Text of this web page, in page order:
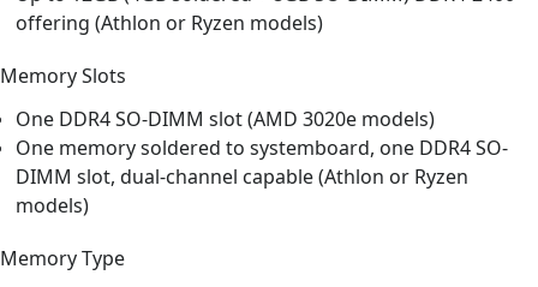
offering (Athlon or Ryzen models)
Memory Slots
One DDR4 SO-DIMM slot (AMD 3020e models)
One memory soldered to systemboard, one DDR4 SO-
DIMM slot, dual-channel capable (Athlon or Ryzen
models)
Memory Type